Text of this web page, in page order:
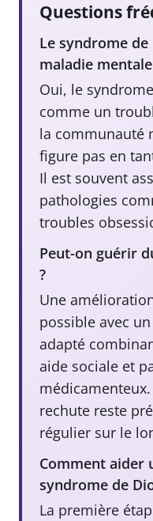
Questions
Le syndrome
maladie
Oui, le
comme un
la communauté
figure pas en
Il est souvent
pathologies
troubles
Peut-on guérir
?
Une
possible avec
adapté
aide sociale et
rechute reste
régulier sur le
Comment aider
syndrome de
La première